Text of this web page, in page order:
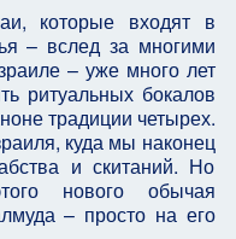
которые входят в
– вслед за многими
– уже много лет
ритуальных бокалов
традиции четырех.
куда мы наконец
и скитаний. Но
нового обычая
– просто на его